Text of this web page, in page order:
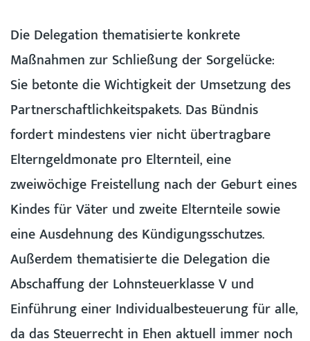
Die Delegation thematisierte konkrete
Maßnahmen zur Schließung der Sorgelücke:
Sie betonte die Wichtigkeit der Umsetzung des
Partnerschaftlichkeitspakets. Das Bündnis
fordert mindestens vier nicht übertragbare
Elterngeldmonate pro Elternteil, eine
zweiwöchige Freistellung nach der Geburt eines
Kindes für Väter und zweite Elternteile sowie
eine Ausdehnung des Kündigungsschutzes.
Außerdem thematisierte die Delegation die
Abschaffung der Lohnsteuerklasse V und
Einführung einer Individualbesteuerung für alle,
da das Steuerrecht in Ehen aktuell immer noch